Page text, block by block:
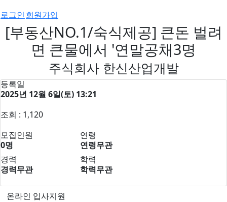
로그인 회원가입
[부동산NO.1/숙식제공] 큰돈 벌려
면 큰물에서 '연말공채3명
주식회사 한신산업개발
등록일
2025년 12월 6일(토) 13:21
조회 : 1,120
모집인원
0명
연령
연령무관
경력
경력무관
학력
학력무관
온라인 입사지원